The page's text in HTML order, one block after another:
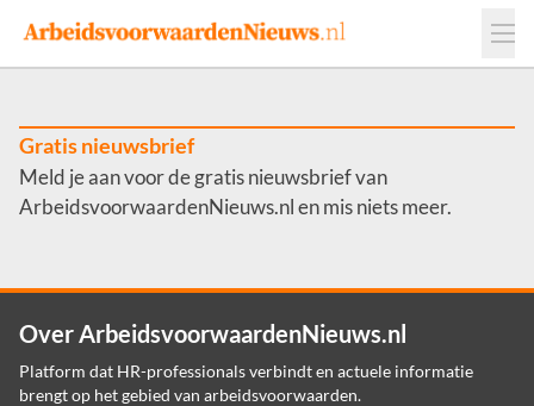
Events
Adverteren
Werkgevers
Contact
Gratis nieuwsbrief
Meld je aan voor de gratis nieuwsbrief van
ArbeidsvoorwaardenNieuws.nl en mis niets meer.
Over ArbeidsvoorwaardenNieuws.nl
Platform dat HR-professionals verbindt en actuele informatie
brengt op het gebied van arbeidsvoorwaarden.